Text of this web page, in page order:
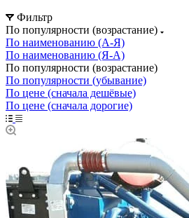
Фильтр
По популярности (возрастание)
По наименованию (А-Я)
По наименованию (Я-А)
По популярности (возрастание)
По популярности (убывание)
По цене (сначала дешёвые)
По цене (сначала дорогие)